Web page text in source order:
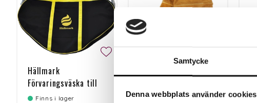
Samtycke
Denna webbplats använder cookies
Hällmark
Förvaringsväska till
stekhäll 58cm
Finns i lager Finns i lager